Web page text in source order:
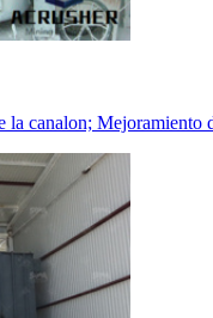
canalon; Mejoramiento